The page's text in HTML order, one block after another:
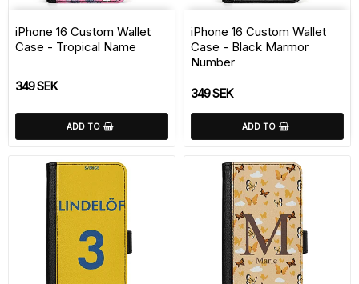
Add to list of
iPhone 16 Custom Wallet
Case - Tropical Name
349 SEK
ADD TO
iPhone 16 Custom Wallet
Case - Black Marmor
Number
349 SEK
ADD TO